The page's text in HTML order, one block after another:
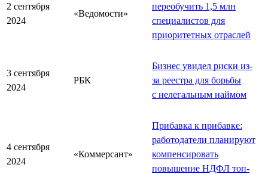
2 сентября
2024
«Ведомости»
переобучить 1,5 млн
специалистов для
приоритетных отраслей
3 сентября
2024
РБК
Бизнес увидел риски из-
за реестра для борьбы
с нелегальным наймом
4 сентября
2024
«Коммерсант»
Прибавка к прибавке:
работодатели планируют
компенсировать
повышение НДФЛ топ-